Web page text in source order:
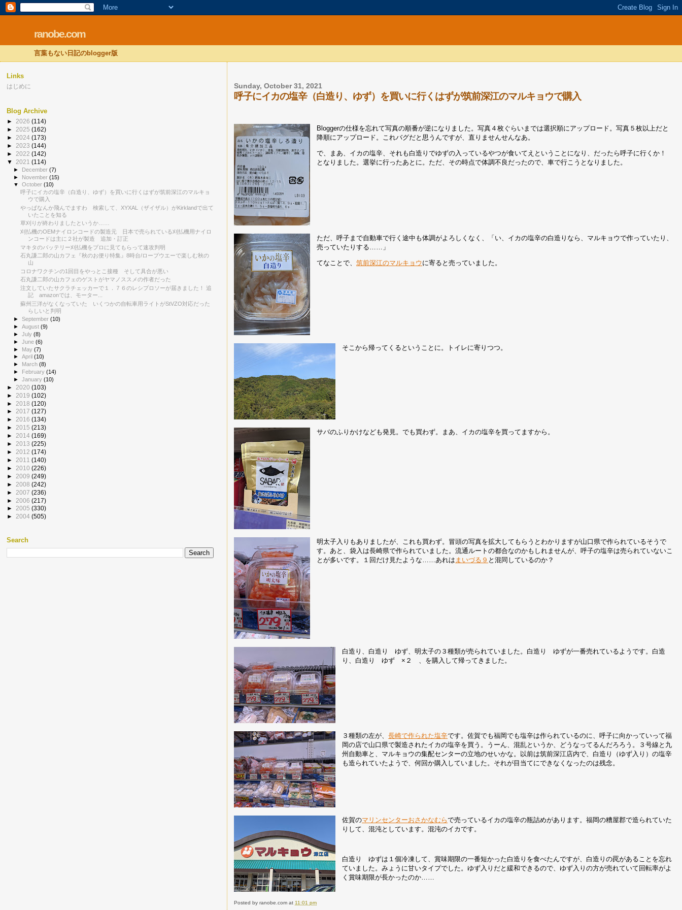
ranobe.com
言葉もない日記のblogger版
Sunday, October 31, 2021
呼子にイカの塩辛（白造り、ゆず）を買いに行くはずが筑前深江のマルキョウで購入
Bloggerの仕様を忘れて写真の順番が逆になりました。写真４枚ぐらいまでは選択順にアップロード。写真５枚以上だと
降順にアップロード。これバグだと思うんですが、直りませんせんなあ。
で、まあ、イカの塩辛、それも白造りでゆずの入っているやつが食いてえということになり、だったら呼子に行くか！
となりました。選挙に行ったあとに。ただ、その時点で体調不良だったので、車で行こうとなりました。
ただ、呼子まで自動車で行く途中も体調がよろしくなく、「い、イカの塩辛の白造りなら、マルキョウで作っていたり、
売っていたりする……」
てなことで、筑前深江のマルキョウ に寄ると売っていました。
そこから帰ってくるということに。トイレに寄りつつ。
サバのふりかけなども発見。でも買わず。まあ、イカの塩辛を買ってますから。
明太子入りもありましたが、これも買わず。冒頭の写真を拡大してもらうとわかりますが山口県で作られているそうで
す。あと、袋入は長崎県で作られていました。流通ルートの都合なのかもしれませんが、呼子の塩辛は売られていないこ
とが多いです。１回だけ見たような……あれは まいづる９ と混同しているのか？
白造り、白造り ゆず、明太子の３種類が売られていました。白造り ゆずが一番売れているようです。白造
り、白造り ゆず ×２ 、を購入して帰ってきました。
３種類の左が、長崎で作られた塩辛です。佐賀でも福岡でも塩辛は作られているのに、呼子に向かっていって福
岡の店で山口県で製造されたイカの塩辛を買う。うーん、混乱というか、どうなってるんだろろう。３号線と九
州自動車と、マルキョウの集配センターの立地のせいかな。以前は筑前深江店内で、白造り（ゆず入り）の塩辛
も造られていたようで、何回か購入していました。それが目当てにできなくなったのは残念。
佐賀のマリンセンターおさかなむらで売っているイカの塩辛の瓶詰めがあります。福岡の糟屋郡で造られていた
りして、混沌としています。混沌のイカです。
白造り ゆずは１個冷凍して、賞味期限の一番短かった白造りを食べたんですが、白造りの罠があることを忘れ
ていました。みょうに甘いタイプでした。ゆず入りだと緩和できるので、ゆず入りの方が売れていて回転率がよ
く賞味期限が長かったのか……
Posted byranobe.com at 11:01 pm
Links
はじめに
Blog Archive
► 2026 (114)
► 2025 (162)
► 2024 (173)
► 2023 (144)
► 2022 (142)
▼ 2021 (114)
► December(7)
► November(15)
▼October(10)
呼子にイカの塩辛（白造り、ゆず）を買いに行くはずが筑前深江のマルキョ
ウで購入
やっぱなんか飛んでますわ 検索して、XYXAL（ザイザル）がKirklandで出て
いたことを知る
草刈りが終わりましたというか……
刈払機のOEMナイロンコードの製造元 日本で売られている刈払機用ナイロ
ンコードは主に２社が製造 追加・訂正
マキタのバッテリー刈払機をプロに見てもらって速攻判明
石丸謙二郎の山カフェ『秋のお便り特集』8時台/ロープウエーで楽しむ秋の
山
コロナワクチンの1回目をやっとこ接種 そして具合が悪い
石丸謙二郎の山カフェのゲストがヤマノススメの作者だった
注文していたサクラチェッカーで１．７６のレシプロソーが届きました！ 追
記 amazonでは、モーター...
蘇州三洋がなくなっていた いくつかの自転車用ライトがStVZO対応だった
らしいと判明
►September(10)
►August(9)
►July(8)
►June(6)
► May(7)
►April(10)
► March(8)
► February(14)
►January(10)
► 2020 (103)
► 2019 (102)
► 2018 (120)
► 2017 (127)
► 2016 (134)
► 2015 (213)
► 2014 (169)
► 2013 (225)
► 2012 (174)
► 2011 (140)
► 2010 (226)
► 2009 (249)
► 2008 (242)
► 2007 (236)
► 2006 (217)
► 2005 (330)
► 2004 (505)
Search